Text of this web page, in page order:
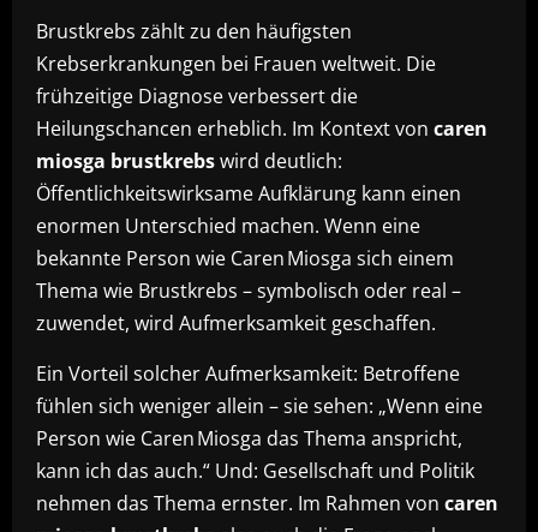
Brustkrebs zählt zu den häufigsten
Krebserkrankungen bei Frauen weltweit. Die
frühzeitige Diagnose verbessert die
Heilungschancen erheblich. Im Kontext von caren
miosga brustkrebswird deutlich:
Öffentlichkeitswirksame Aufklärung kann einen
enormen Unterschied machen. Wenn eine
bekannte Person wie Caren Miosga sich einem
Thema wie Brustkrebs – symbolisch oder real –
zuwendet, wird Aufmerksamkeit geschaffen.
Ein Vorteil solcher Aufmerksamkeit: Betroffene
fühlen sich weniger allein – sie sehen: „Wenn eine
Person wie Caren Miosga das Thema anspricht,
kann ich das auch.“ Und: Gesellschaft und Politik
nehmen das Thema ernster. Im Rahmen von caren